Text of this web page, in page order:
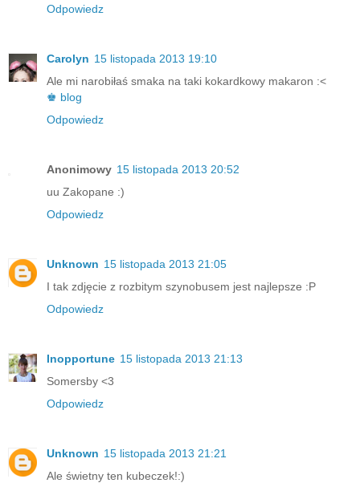
Odpowiedz
Carolyn 15 listopada 2013 19:10
Ale mi narobiłaś smaka na taki kokardkowy makaron :<
♚ blog
Odpowiedz
Anonimowy 15 listopada 2013 20:52
uu Zakopane :)
Odpowiedz
Unknown 15 listopada 2013 21:05
I tak zdjęcie z rozbitym szynobusem jest najlepsze :P
Odpowiedz
Inopportune 15 listopada 2013 21:13
Somersby <3
Odpowiedz
Unknown 15 listopada 2013 21:21
Ale świetny ten kubeczek!:)